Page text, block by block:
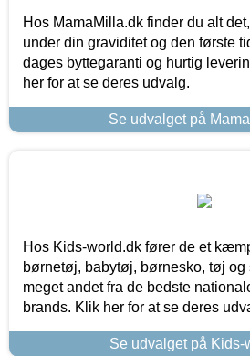
Hos MamaMilla.dk finder du alt
under din graviditet og den første
dages byttegaranti og hurtig
her for at se deres udvalg.
Se udvalget på
Hos Kids-world.dk fører de et
børnetøj, babytøj, børnesko, tøj og
meget andet fra de bedste
brands. Klik her for at se deres
Se udvalget på Kids-